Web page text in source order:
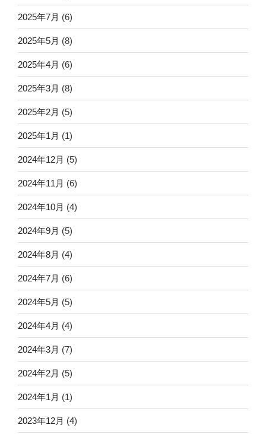
2025年7月 (6)
2025年5月 (8)
2025年4月 (6)
2025年3月 (8)
2025年2月 (5)
2025年1月 (1)
2024年12月 (5)
2024年11月 (6)
2024年10月 (4)
2024年9月 (5)
2024年8月 (4)
2024年7月 (6)
2024年5月 (5)
2024年4月 (4)
2024年3月 (7)
2024年2月 (5)
2024年1月 (1)
2023年12月 (4)